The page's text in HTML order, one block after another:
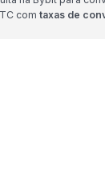
com taxas de